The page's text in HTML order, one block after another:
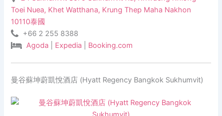
Toei Nuea, Khet Watthana, Krung Thep Maha Nakhon
10110泰國
+66 2 255 8388
Agoda
Expedia Booking.com
曼谷蘇坤蔚凱悅酒店 (Hyatt Regency Bangkok Sukhumvit)